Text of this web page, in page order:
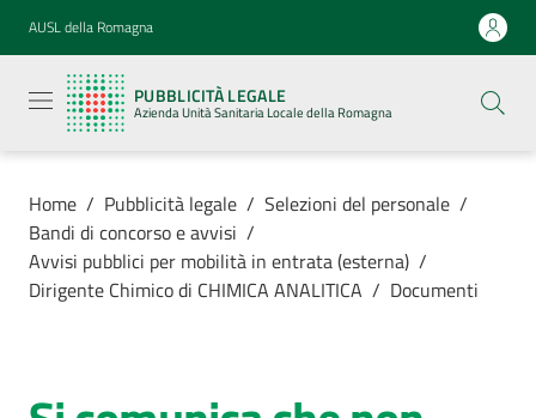
Vai al contenuto
Vai alla navigazione
Vai al footer
AUSL della Romagna
PUBBLICITÀ LEGALE
Azienda Unità Sanitaria Locale della Romagna
legale
Azienda
Unità
Locale della
Servizi
Home / Pubblicità legale / Selezioni del personale /
Bandi di concorso e avvisi /
Avvisi pubblici per mobilità in entrata (esterna) /
Dirigente Chimico di CHIMICA ANALITICA / Documenti